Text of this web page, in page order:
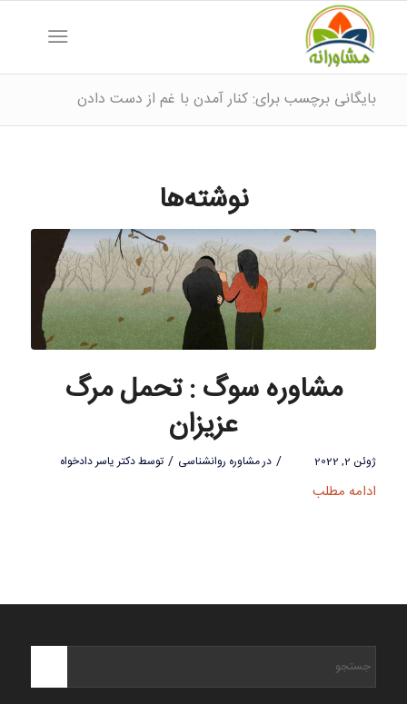
بایگانی برچسب برای: کنار آمدن با غم از دست دادن
نوشته‌ها
مشاوره سوگ : تحمل مرگ
عزیزان
ژوئن 2, 2022 / درمشاوره روانشناسی / توسطدکتر یاسر دادخواه
ادامه مطلب